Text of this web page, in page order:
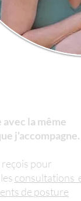
avec la même
j'accompagne.
reçois pour
consultations
de posture